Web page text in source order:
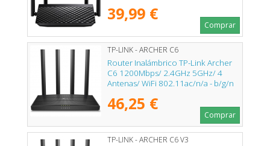
39,99 €
Comprar
TP-LINK - ARCHER C6
Router Inalámbrico TP-Link Archer
C6 1200Mbps/ 2.4GHz 5GHz/ 4
Antenas/ WiFi 802.11ac/n/a - b/g/n
46,25 €
Comprar
TP-LINK - ARCHER C6 V3